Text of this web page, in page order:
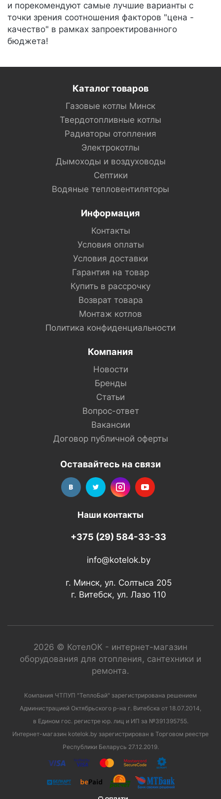
и порекомендуют самые лучшие варианты с
точки зрения соотношения факторов "цена -
качество" в рамках запроектированного
бюджета!
Каталог товаров
Газовые котлы Минск
Твердотопливные котлы
Радиаторы отопления
Электрокотлы
Дымоходы и воздуховоды
Септики
Водяные тепловентиляторы
Информация
Контакты
Условия оплаты
Условия доставки
Гарантия на товар
Купить в рассрочку
Возврат товара
Монтаж котлов
Политика конфиденциальности
Компания
Новости
Бренды
Статьи
Вопрос-ответ
Вакансии
Договор публичной оферты
Оставайтесь на связи
Наши контакты
+375 (29) 584-33-33
info@kotelok.by
г. Минск, ул. Солтыса 205
г. Витебск, ул. Лазо 110
2026 © КотелОК - интернет-магазин
оборудования для отопления, сантехники и
ремонта.
Компания ЧТПУП "ТеплоБай" зарегистрирована решением
Администрацией Октябрьского р-на г. Витебска от 18.07.2014,
в Едином гос. регистре юр. лиц и ИП за №391395755.
Интернет-магазин kotelok.by зарегистрирован в Торговом реестре
Республики Беларусь 27.12.2019.